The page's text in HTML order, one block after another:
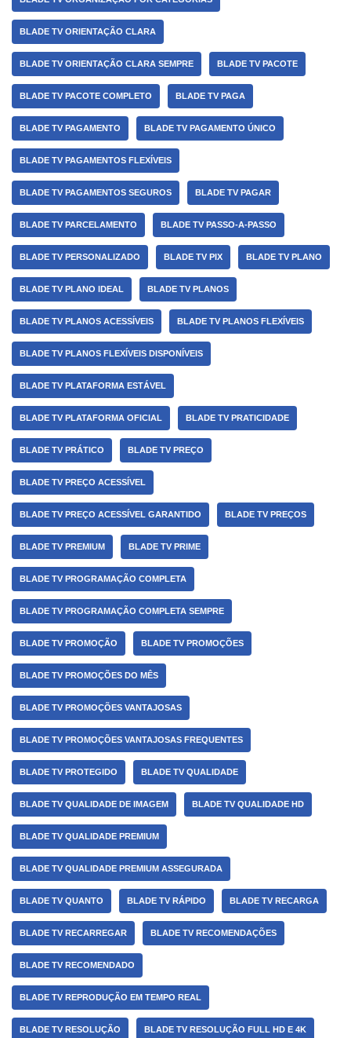
BLADE TV ORIENTAÇÃO CLARA
BLADE TV ORIENTAÇÃO CLARA SEMPRE BLADE TV PACOTE
BLADE TV PACOTE COMPLETO BLADE TV PAGA
BLADE TV PAGAMENTO BLADE TV PAGAMENTO ÚNICO
BLADE TV PAGAMENTOS FLEXÍVEIS
BLADE TV PAGAMENTOS SEGUROS BLADE TV PAGAR
BLADE TV PARCELAMENTO BLADE TV PASSO-A-PASSO
BLADE TV PERSONALIZADO BLADE TV PIX BLADE TV PLANO
BLADE TV PLANO IDEAL BLADE TV PLANOS
BLADE TV PLANOS ACESSÍVEIS BLADE TV PLANOS FLEXÍVEIS
BLADE TV PLANOS FLEXÍVEIS DISPONÍVEIS
BLADE TV PLATAFORMA ESTÁVEL
BLADE TV PLATAFORMA OFICIAL BLADE TV PRATICIDADE
BLADE TV PRÁTICO BLADE TV PREÇO
BLADE TV PREÇO ACESSÍVEL
BLADE TV PREÇO ACESSÍVEL GARANTIDO BLADE TV PREÇOS
BLADE TV PREMIUM BLADE TV PRIME
BLADE TV PROGRAMAÇÃO COMPLETA
BLADE TV PROGRAMAÇÃO COMPLETA SEMPRE
BLADE TV PROMOÇÃO BLADE TV PROMOÇÕES
BLADE TV PROMOÇÕES DO MÊS
BLADE TV PROMOÇÕES VANTAJOSAS
BLADE TV PROMOÇÕES VANTAJOSAS FREQUENTES
BLADE TV PROTEGIDO BLADE TV QUALIDADE
BLADE TV QUALIDADE DE IMAGEM BLADE TV QUALIDADE HD
BLADE TV QUALIDADE PREMIUM
BLADE TV QUALIDADE PREMIUM ASSEGURADA
BLADE TV QUANTO BLADE TV RÁPIDO BLADE TV RECARGA
BLADE TV RECARREGAR BLADE TV RECOMENDAÇÕES
BLADE TV RECOMENDADO
BLADE TV REPRODUÇÃO EM TEMPO REAL
BLADE TV RESOLUÇÃO BLADE TV RESOLUÇÃO FULL HD E 4K